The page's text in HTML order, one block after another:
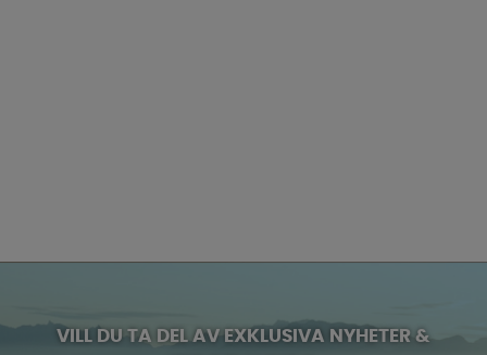
VILL DU TA DEL AV EXKLUSIVA NYHETER &